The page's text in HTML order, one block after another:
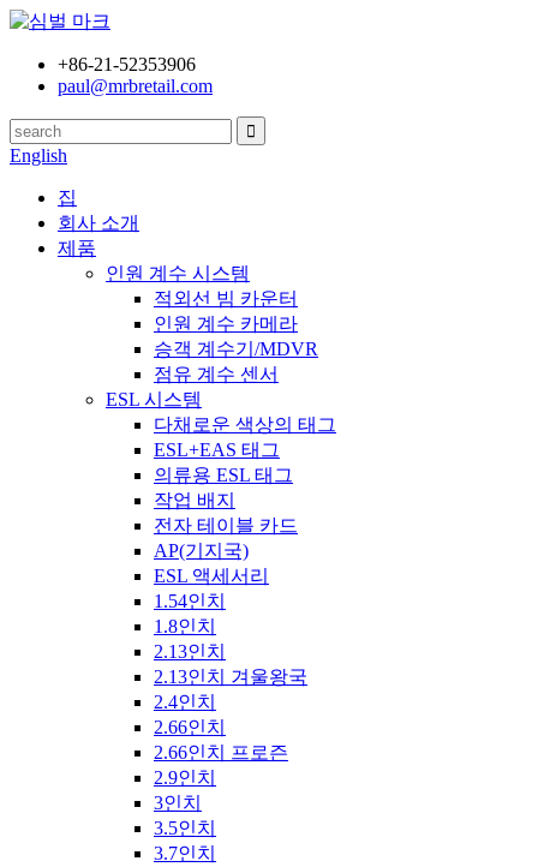
+86-21-52353906
paul@mrbretail.com
English
집
회사 소개
제품
인원 계수 시스템
적외선 빔 카운터
인원 계수 카메라
승객 계수기/MDVR
점유 계수 센서
ESL 시스템
다채로운 색상의 태그
ESL+EAS 태그
의류용 ESL 태그
작업 배지
전자 테이블 카드
AP(기지국)
ESL 액세서리
1.54인치
1.8인치
2.13인치
2.13인치 겨울왕국
2.4인치
2.66인치
2.66인치 프로즌
2.9인치
3인치
3.5인치
3.7인치